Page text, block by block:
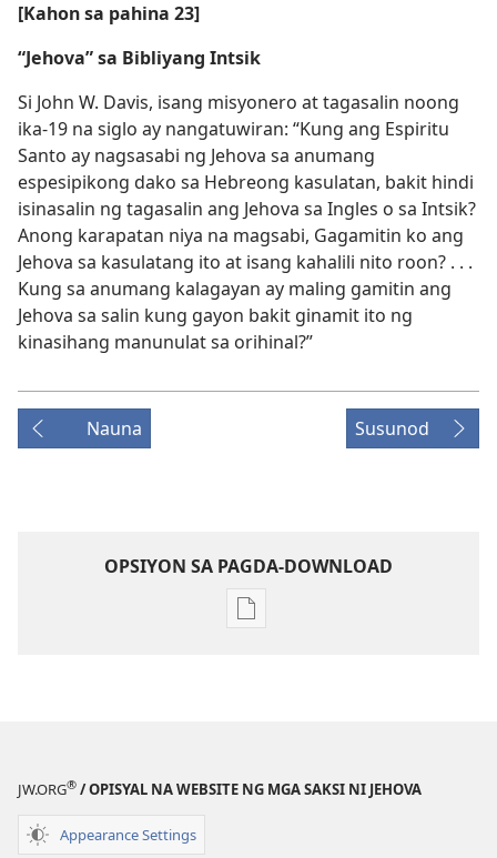
[Kahon sa pahina 23]
“Jehova” sa Bibliyang Intsik
Si John W. Davis, isang misyonero at tagasalin noong
ika-19 na siglo ay nangatuwiran: “Kung ang Espiritu
Santo ay nagsasabi ng Jehova sa anumang
espesipikong dako sa Hebreong kasulatan, bakit hindi
isinasalin ng tagasalin ang Jehova sa Ingles o sa Intsik?
Anong karapatan niya na magsabi, Gagamitin ko ang
Jehova sa kasulatang ito at isang kahalili nito roon? . . .
Kung sa anumang kalagayan ay maling gamitin ang
Jehova sa salin kung gayon bakit ginamit ito ng
kinasihang manunulat sa orihinal?”
Nauna Susunod
OPSIYON SA PAGDA-DOWNLOAD
Opsiyon
MAGASIN
JW.ORG® / OPISYAL NA WEBSITE NG MGA SAKSI NI JEHOVA
Appearance Settings